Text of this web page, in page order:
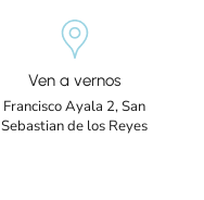
Ven a vernos
Francisco Ayala 2, San
Sebastian de los Reyes